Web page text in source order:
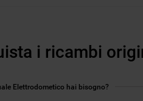
i ricambi
Elettrodometico hai bisogno?